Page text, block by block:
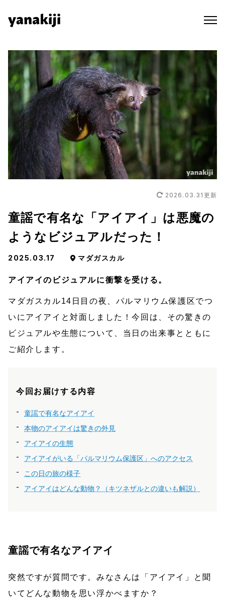
content
2026.03.31 更新
童謡で有名な「アイアイ」は悪魔の
ようなビジュアルだった！
2025.03.17 マダガスカル
アイアイのビジュアルに衝撃を受ける。
マダガスカル14日目の夜、パルマリウム保護区でつ
いにアイアイと対面しました！今回は、その驚きの
ビジュアルや生態について、当日の出来事とともに
ご紹介します。
今回お届けする内容
童謡で有名なアイアイ
本物のアイアイは驚きの外見
アイアイの生態
アイアイがいる「パルマリウム保護区」へのアクセス
この日の旅の様子
アイアイはどんな動物？（キツネザルとの違いも解説）
童謡で有名なアイアイ
突然ですが質問です。みなさんは「アイアイ」と聞
いてどんな動物を思い浮かべますか？